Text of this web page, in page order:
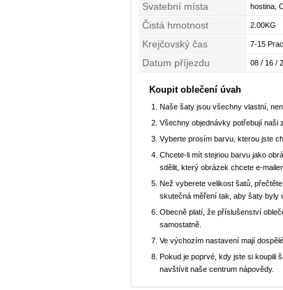
Svatební místa hostina,
Čistá hmotnost 2.00KG
Krejčovský čas 7-15
Datum příjezdu 08 / 16 /
Koupit oblečení úvah
Naše šaty jsou všechny vlastní,
Všechny objednávky potřebují naši
Vyberte prosím barvu, kterou jste
Chcete-li mít stejnou barvu jako
sdělit, který obrázek chcete e-
Než vyberete velikost šatů,
skutečná měření tak, aby šaty byly
Obecně platí, že příslušenství
samostatně.
Ve výchozím nastavení mají
Pokud je poprvé, kdy jste si koupili
navštívit naše centrum nápovědy.